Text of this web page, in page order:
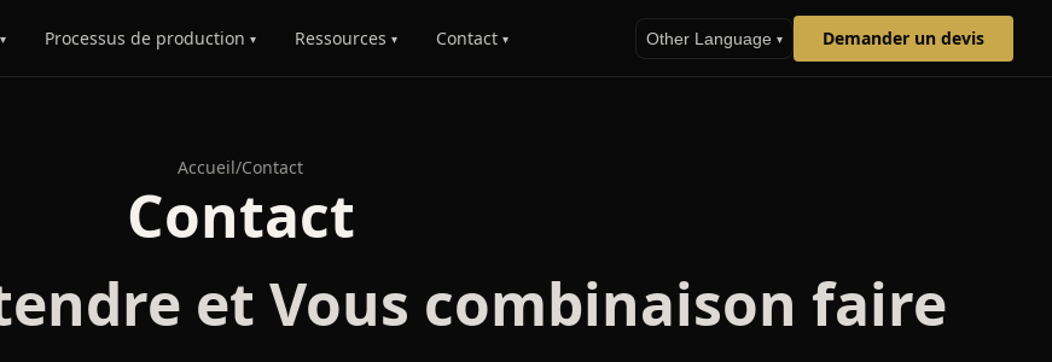
▾ Processus de production ▾ Ressources ▾ Contact ▾ Other Language ▾ Demander un devis
Accueil/Contact
Contact
et Vous combinaison faire